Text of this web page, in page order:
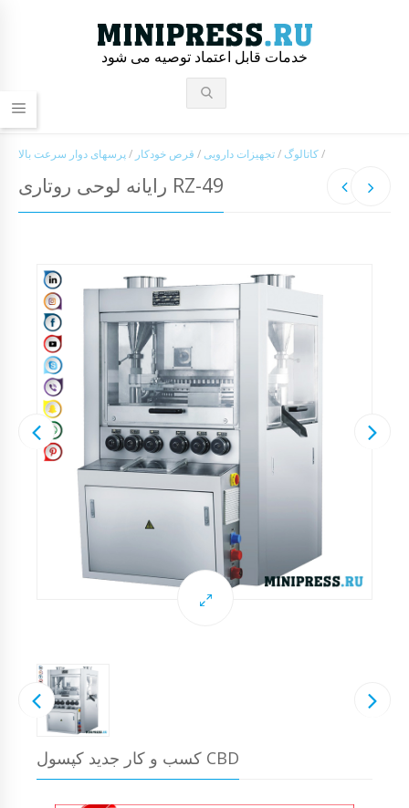
خدمات قابل اعتماد توصیه می شود
کاتالوگ /تجهیزات دارویی / قرص خودکار /پرسهای دوار سرعت بالا /
رایانه لوحی روتاری RZ-49
کسب و کار جدید کپسول CBD